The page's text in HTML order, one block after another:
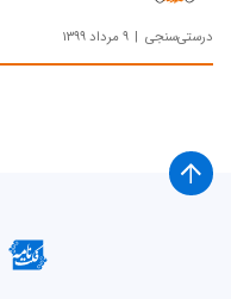
درستی‌سنجی ۹ مرداد ۱۳۹۹